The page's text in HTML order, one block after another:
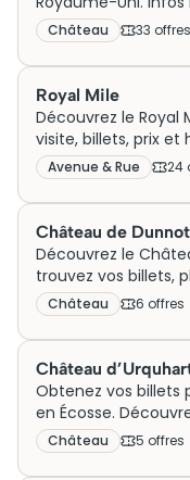
visite inoubliable.
Château 33 offres
Royal Mile
Découvrez le Royal
visite, billets, prix et
inoubliable.
Avenue & Rue 24
Château de
Découvrez le
trouvez vos billets,
horaires et prix
Château 6 offres
Château
Obtenez vos billets
en Écosse.
visite inoubliable!
Château 5 offres